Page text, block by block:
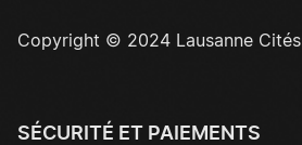
Copyright © 2024 Lausanne Cités
SÉCURITÉ ET PAIEMENTS